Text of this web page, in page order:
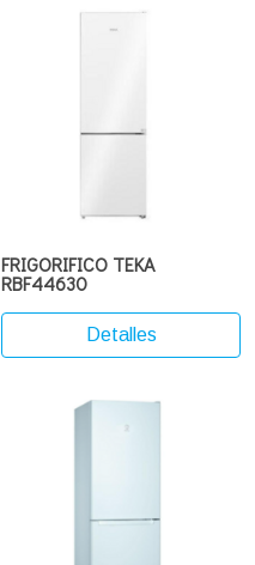
FRIGORIFICO TEKA
RBF44630
Detalles